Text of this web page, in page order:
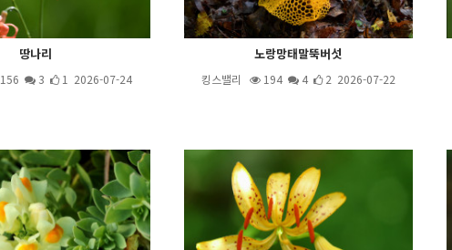
땅나리
156 3 1 2026-07-24
노랑망태말뚝버섯
킹스밸리 194 4 2 2026-07-22